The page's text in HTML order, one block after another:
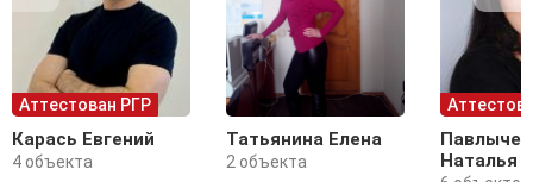
Аттестован РГР
Карась Евгений
4 объекта
Татьянина Елена
2 объекта
Наталья